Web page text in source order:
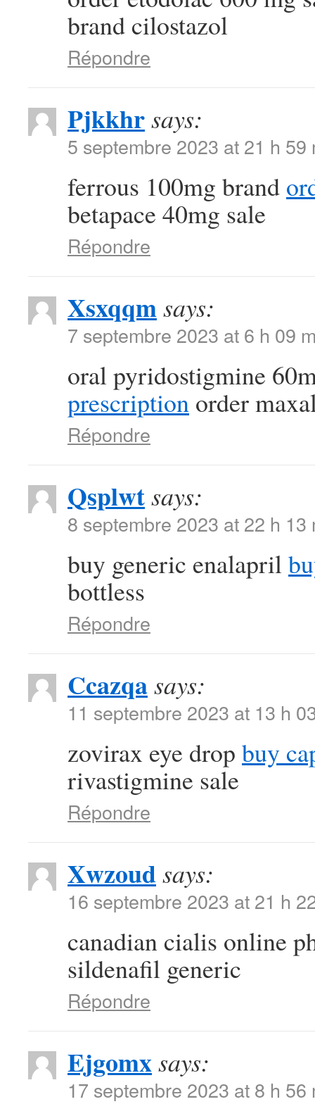
brand cilostazol
Répondre
Pjkkhrsays:
5 septembre 2023 at 21 h 59
ferrous 100mg brand
betapace 40mg sale
Répondre
Xsxqqmsays:
7 septembre 2023 at 6 h 09
oral pyridostigmine
prescription order
Répondre
Qsplwtsays:
8 septembre 2023 at 22 h 13
buy generic enalapril
bottless
Répondre
Ccazqasays:
11 septembre 2023 at 13 h
zovirax eye drop buy
rivastigmine sale
Répondre
Xwzoudsays:
16 septembre 2023 at 21 h
canadian cialis online
sildenafil generic
Répondre
Ejgomxsays:
17 septembre 2023 at 8 h 56